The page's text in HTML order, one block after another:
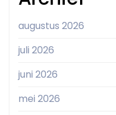
augustus 2026
juli 2026
juni 2026
mei 2026